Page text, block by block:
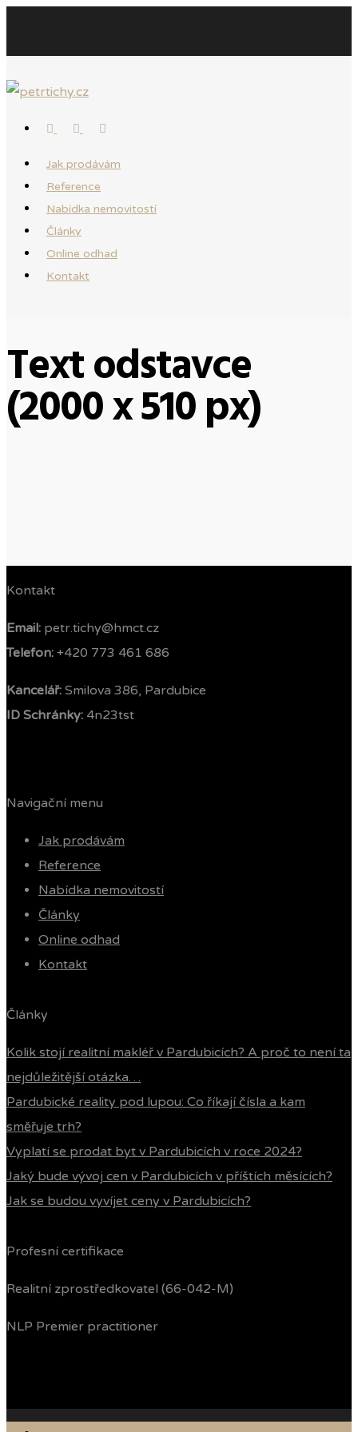
Jak prodávám
Reference
Nabídka nemovitostí
Články
Online odhad
Kontakt
Text odstavce
(2000 x 510 px)
Kontakt
Email: petr.tichy@hmct.cz
Telefon: ‭ +420 773 461 686‬
Kancelář: Smilova 386, Pardubice
ID Schránky: 4n23tst
Navigační menu
Jak prodávám
Reference
Nabídka nemovitostí
Články
Online odhad
Kontakt
Články
Kolik stojí realitní makléř v Pardubicích? A proč to není ta
nejdůležitější otázka…
Pardubické reality pod lupou: Co říkají čísla a kam
směřuje trh?
Vyplatí se prodat byt v Pardubicích v roce 2024?
Jaký bude vývoj cen v Pardubicích v příštích měsících?
Jak se budou vyvíjet ceny v Pardubicích?
Profesní certifikace
Realitní zprostředkovatel (66-042-M)
NLP Premier practitioner